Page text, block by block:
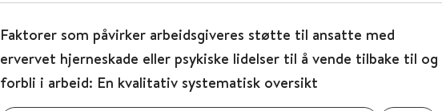
Faktorer som påvirker arbeidsgiveres støtte til ansatte med
ervervet hjerneskade eller psykiske lidelser til å vende tilbake til og
forbli i arbeid: En kvalitativ systematisk oversikt